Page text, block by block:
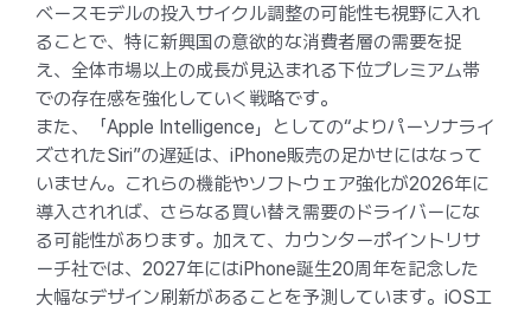
ベースモデルの投入サイクル調整の可能性も視野に入れ
ることで、特に新興国の意欲的な消費者層の需要を捉
え、全体市場以上の成長が見込まれる下位プレミアム帯
での存在感を強化していく戦略です。
また、「Apple Intelligence」としての“よりパーソナライ
ズされたSiri”の遅延は、iPhone販売の足かせにはなって
いません。これらの機能やソフトウェア強化が2026年に
導入されれば、さらなる買い替え需要のドライバーにな
る可能性があります。加えて、カウンターポイントリサ
ーチ社では、2027年にはiPhone誕生20周年を記念した
大幅なデザイン刷新があることを予測しています。iOSエ